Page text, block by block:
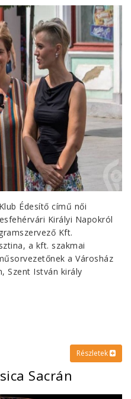
Édesítő című női
Királyi Napokról
Kft.
a kft. szakmai
a Városház
Szent István király
Részletek
Sacrán